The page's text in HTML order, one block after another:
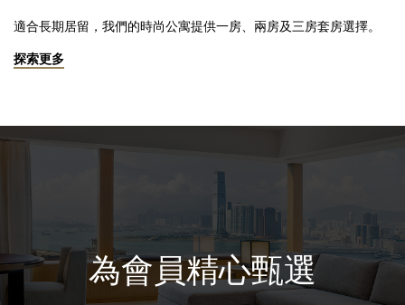
適合長期居留，我們的時尚公寓提供一房、兩房及三房套房選擇。
探索更多
為會員精心甄選